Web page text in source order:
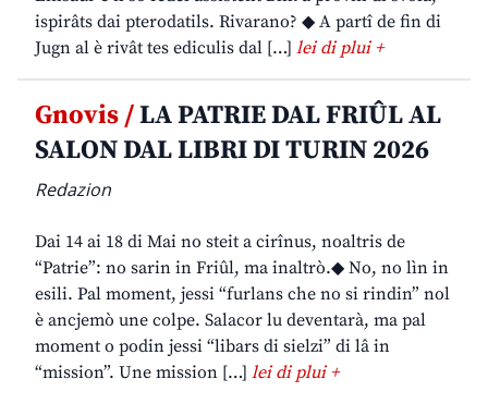
ispirâts dai pterodatils. Rivarano? ◆ A partî de fin di
Jugn al è rivât tes ediculis dal […] lei di plui +
Gnovis /LA PATRIE DAL FRIÛL AL
SALON DAL LIBRI DI TURIN 2026
Redazion
Dai 14 ai 18 di Mai no steit a cirînus, noaltris de
“Patrie”: no sarin in Friûl, ma inaltrò.◆ No, no lìn in
esili. Pal moment, jessi “furlans che no si rindin” nol
è ancjemò une colpe. Salacor lu deventarà, ma pal
moment o podin jessi “libars di sielzi” di lâ in
“mission”. Une mission […] lei di plui +